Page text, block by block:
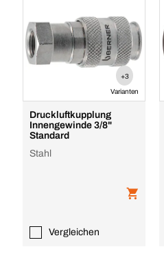
+3
Varianten
Druckluftkupplung
Innengewinde 3/8"
Standard
Stahl
Vergleichen